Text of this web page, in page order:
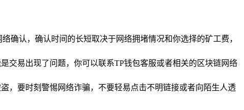
确认，确认时间的长短取决于网络拥堵情况和你选择的矿工费，
交易出现了问题，你可以联系TP钱包客服或者相关的区块链网络
，要时刻警惕网络诈骗，不要轻易点击不明链接或者向陌生人透